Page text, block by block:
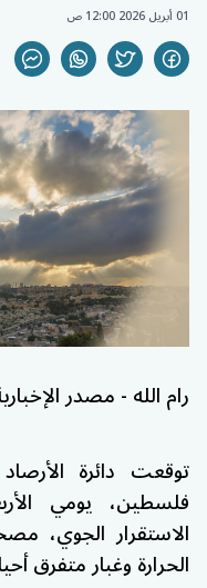
01 أبريل 2026 12:00 ص
رام الله - مصدر
توقعت دائرة
فلسطين، يومي
الاستقرار الجوي،
الحرارة وغبار متفرق